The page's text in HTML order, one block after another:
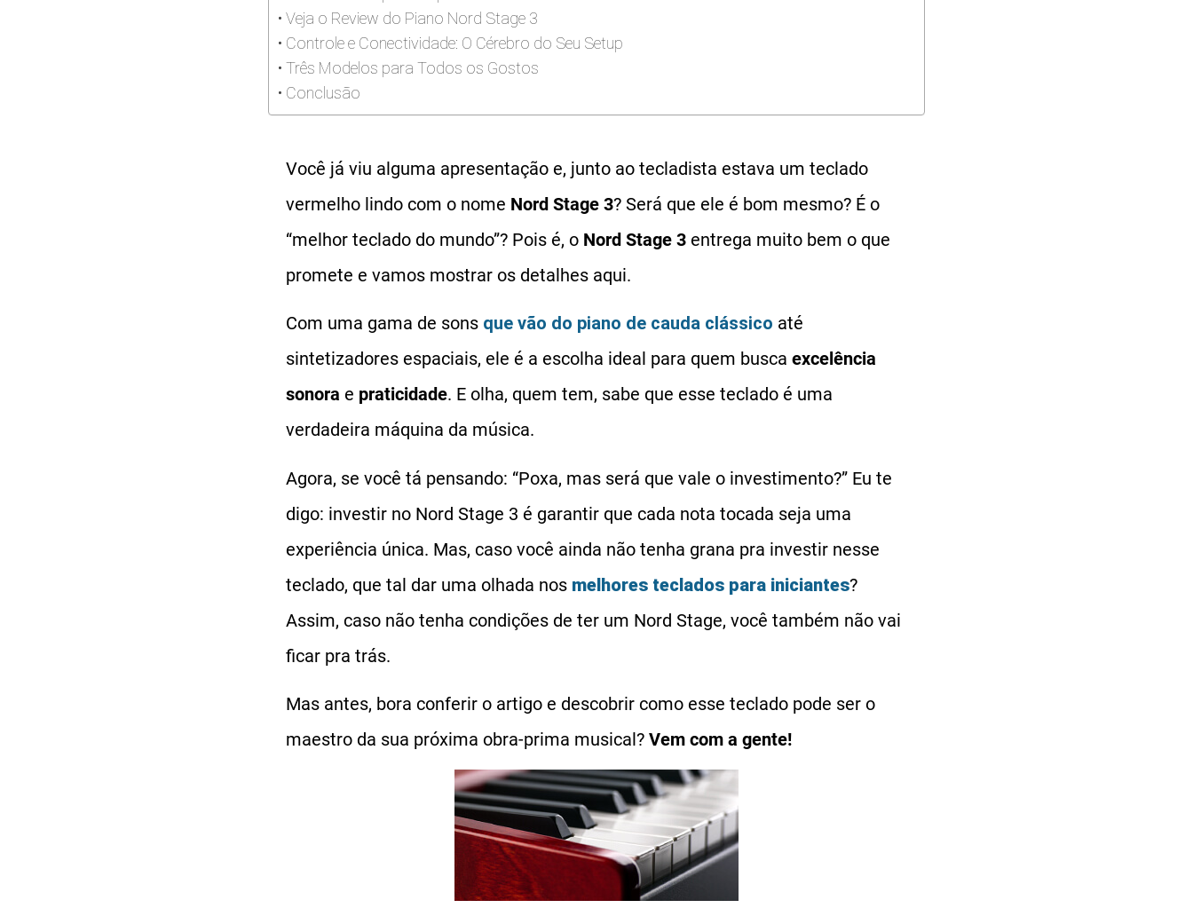
Veja o Review do Piano Nord Stage 3
Controle e Conectividade: O Cérebro do Seu Setup
Três Modelos para Todos os Gostos
Conclusão
Você já viu alguma apresentação e, junto ao tecladista estava um teclado
vermelho lindo com o nome Nord Stage 3? Será que ele é bom mesmo? É o
“melhor teclado do mundo”? Pois é, o Nord Stage 3 entrega muito bem o que
promete e vamos mostrar os detalhes aqui.
Com uma gama de sons que vão do piano de cauda clássico até
sintetizadores espaciais, ele é a escolha ideal para quem busca excelência
sonora e praticidade. E olha, quem tem, sabe que esse teclado é uma
verdadeira máquina da música.
Agora, se você tá pensando: “Poxa, mas será que vale o investimento?” Eu te
digo: investir no Nord Stage 3 é garantir que cada nota tocada seja uma
experiência única. Mas, caso você ainda não tenha grana pra investir nesse
teclado, que tal dar uma olhada nos melhores teclados para iniciantes?
Assim, caso não tenha condições de ter um Nord Stage, você também não vai
ficar pra trás.
Mas antes, bora conferir o artigo e descobrir como esse teclado pode ser o
maestro da sua próxima obra-prima musical? Vem com a gente!